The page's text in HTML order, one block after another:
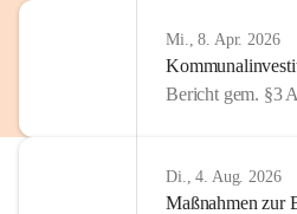
Mi., 8. Apr. 2026
Bericht gem. §3
Di., 4. Aug. 2026
Maßnahmen zur